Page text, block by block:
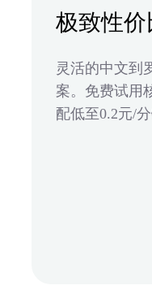
极致性价
灵活的中文到
案。免费试用
配低至0.2元/